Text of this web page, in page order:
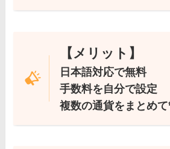
【メリット】
日本語対応で無料
手数料を自分で設定
複数の通貨をまとめ